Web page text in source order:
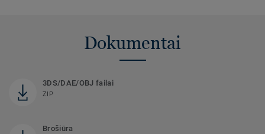
Dokumentai
3DS/DAE/OBJ failai
ZIP
Brošiūra